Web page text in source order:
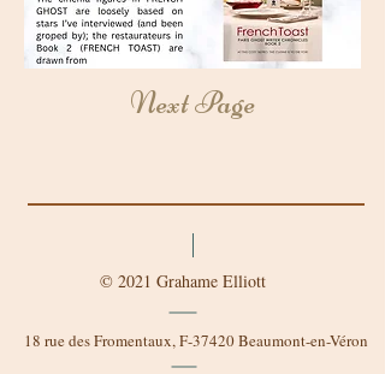
Next Page
© 2021 Grahame Elliott
18 rue des Fromentaux, F-37420 Beaumont-en-Véron